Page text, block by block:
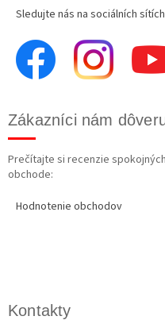
Sledujte nás na sociálních
Zákazníci nám
Prečítajte si recenzie
obchode:
Hodnotenie obchodov
Kontakty